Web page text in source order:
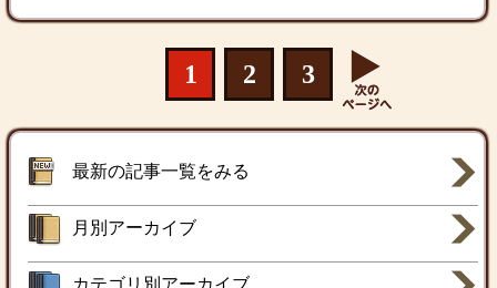
1 2 3
最新の記事一覧をみる
月別アーカイブ
カテゴリ別アーカイブ